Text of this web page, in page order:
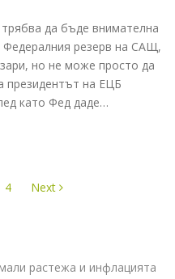
да бъде внимателна
резерв на САЩ,
но не може просто да
президентът на ЕЦБ
като Фед даде…
4 Next
растежа и инфлацията